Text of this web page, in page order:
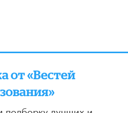
от «Вестей